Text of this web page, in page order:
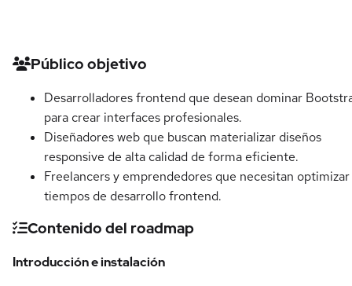
Detalles del curso
Público objetivo
Desarrolladores frontend que desean dominar
para crear interfaces profesionales.
Diseñadores web que buscan materializar diseños
responsive de alta calidad de forma eficiente.
Freelancers y emprendedores que necesitan optimizar
tiempos de desarrollo frontend.
Contenido del roadmap
Introducción e instalación